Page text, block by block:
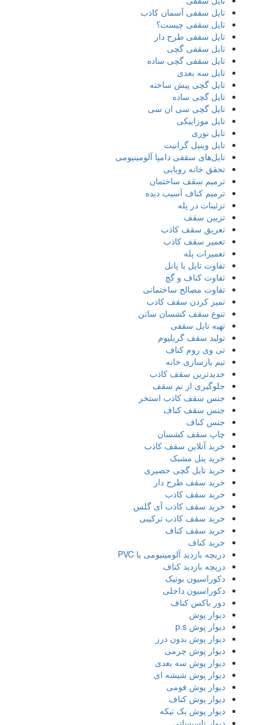
تایل سقفی آسمان کاذب
تایل سقفی چیست؟
تایل سقفی طرح دار
تایل سقفی گچی
تایل سقفی گچی ساده
تایل سه بعدی
تایل گچی پیش ساخته
تایل گچی ساده
تایل گچی سی ان سی
تایل موزاییکی
تایل نوری
تایل وینیل گرانیت
تایل‌های سقفی دامپا آلومینیومی
تحقق خانه رویایی
ترمیم سقف ساختمان
ترمیم کناف آسیب دیده
تزئینات در پله
تزیین سقف
تعریق سقف کاذب
تعمیر سقف کاذب
تعمیرات پله
تفاوت تایل با پانل
تفاوت کناف و گچ
تفاوت مصالح ساختمانی
تمیز کردن سقف کاذب
تنوع سقف کشسان ساتن
تهیه تایل سقفی
تولید سقف گریلیوم
تی وی روم کناف
تیم بازسازی خانه
جدیدترین سقف کاذب
جلوگیری از نم سقف
جنس سقف کاذب استخر
جنس سقف کناف
جنس کناف
چاپ سقف کشسان
خرید آنلاین سقف کاذب
خرید پنل مشبک
خرید تایل گچی حصیری
خرید سقف طرح دار
خرید سقف کاذب
خرید سقف کاذب آی گلس
خرید سقف کاذب ترکیبی
خرید سقف کناف
خرید کناف
دریچه بازدید آلومینیومی یا PVC
دریچه بازدید کناف
دکوراسیون بوتیک
دکوراسیون داخلی
دور باکس کناف
دیوار پوش
دیوار پوش p.s
دیوار پوش بدون درز
دیوار پوش چرمی
دیوار پوش سه بعدی
دیوار پوش شیشه ای
دیوار پوش فومی
دیوار پوش کناف
دیوار پوش یک تیکه
دیوار تاسیساتی